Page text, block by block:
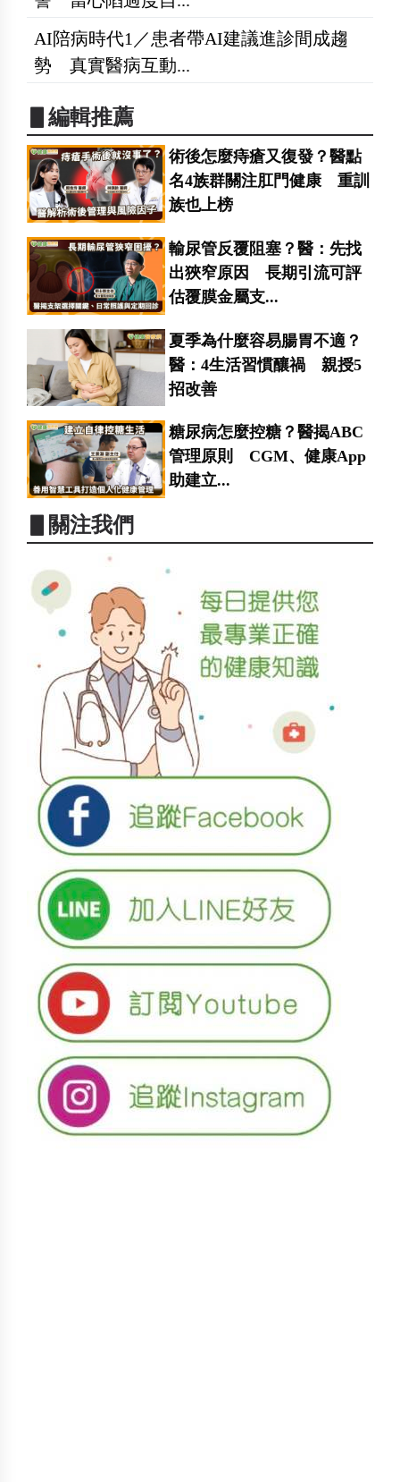
AI陪病時代1／患者帶AI建議進診間成趨
勢 真實醫病互動...
▋編輯推薦
術後怎麼痔瘡又復發？醫點
名4族群關注肛門健康 重訓
族也上榜
輸尿管反覆阻塞？醫：先找
出狹窄原因 長期引流可評
估覆膜金屬支...
夏季為什麼容易腸胃不適？
醫：4生活習慣釀禍 親授5
招改善
糖尿病怎麼控糖？醫揭ABC
管理原則 CGM、健康App
助建立...
▋關注我們